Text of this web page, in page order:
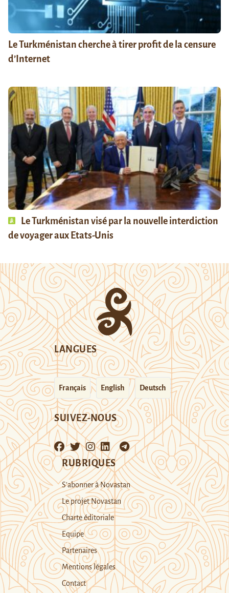
Le Turkménistan cherche à tirer profit de la censure
d’Internet
Le Turkménistan visé par la nouvelle interdiction
de voyager aux Etats-Unis
LANGUES
Français English Deutsch
SUIVEZ-NOUS
RUBRIQUES
S’abonner à Novastan
Le projet Novastan
Charte éditoriale
Equipe
Partenaires
Mentions légales
Contact